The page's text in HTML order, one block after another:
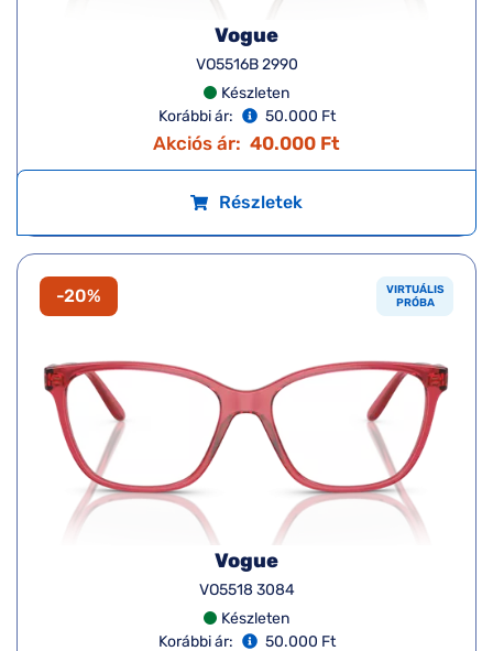
Vogue
VO5516B 2990
Készleten
Korábbi ár:
50.000 Ft
Akciós ár: 40.000 Ft
Részletek
-20%
VIRTUÁLIS
PRÓBA
Vogue
VO5518 3084
Készleten
Korábbi ár:
50.000 Ft